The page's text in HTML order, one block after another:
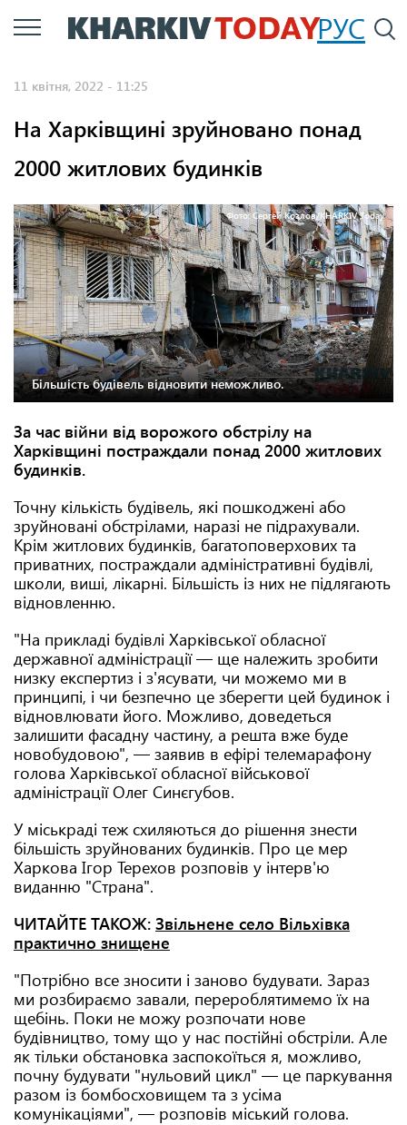
Перейти
до
РУС
11 квітня, 2022 - 11:25
На Харківщині зруйновано понад
2000 житлових будинків
Фото: Сергей Козлов/KHARKIV Today
Більшість будівель відновити неможливо.
За час війни від ворожого обстрілу на
Харківщині постраждали понад 2000 житлових
будинків.
Точну кількість будівель, які пошкоджені або
зруйновані обстрілами, наразі не підрахували.
Крім житлових будинків, багатоповерхових та
приватних, постраждали адміністративні будівлі,
школи, виші, лікарні. Більшість із них не підлягають
відновленню.
"На прикладі будівлі Харківської обласної
державної адміністрації — ще належить зробити
низку експертиз і з'ясувати, чи можемо ми в
принципі, і чи безпечно це зберегти цей будинок і
відновлювати його. Можливо, доведеться
залишити фасадну частину, а решта вже буде
новобудовою", — заявив в ефірі телемарафону
голова Харківської обласної військової
адміністрації Олег Синєгубов.
У міськраді теж схиляються до рішення знести
більшість зруйнованих будинків. Про це мер
Харкова Ігор Терехов розповів у інтерв'ю
виданню "Страна".
ЧИТАЙТЕ ТАКОЖ: Звільнене село Вільхівка
практично знищене
"Потрібно все зносити і заново будувати. Зараз
ми розбираємо завали, перероблятимемо їх на
щебінь. Поки не можу розпочати нове
будівництво, тому що у нас постійні обстріли. Але
як тільки обстановка заспокоїться я, можливо,
почну будувати "нульовий цикл" — це паркування
разом із бомбосховищем та з усіма
комунікаціями", — розповів міський голова.